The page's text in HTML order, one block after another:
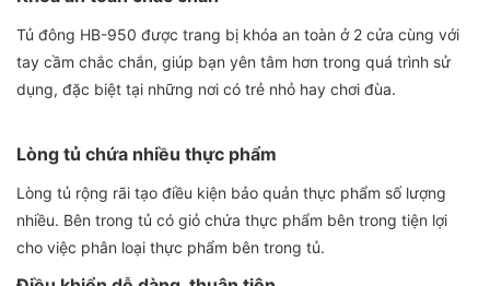
Tủ đông HB-950 được trang bị khóa an toàn ở 2 cửa cùng với
tay cầm chắc chắn, giúp bạn yên tâm hơn trong quá trình sử
dụng, đặc biệt tại những nơi có trẻ nhỏ hay chơi đùa.
Lòng tủ chứa nhiều thực phẩm
Lòng tủ rộng rãi tạo điều kiện bảo quản thực phẩm số lượng
nhiều. Bên trong tủ có giỏ chứa thực phẩm bên trong tiện lợi
cho việc phân loại thực phẩm bên trong tủ.